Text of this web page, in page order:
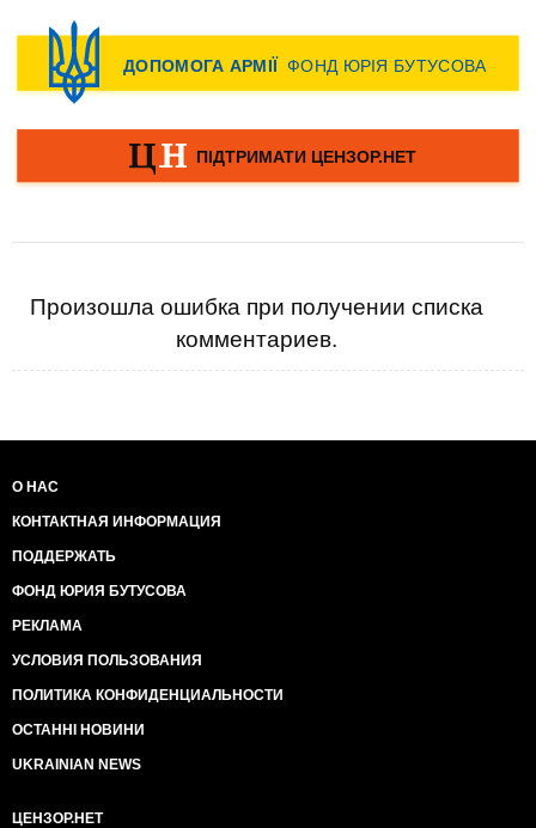
Произошла ошибка при получении списка
комментариев.
О НАС
КОНТАКТНАЯ ИНФОРМАЦИЯ
ПОДДЕРЖАТЬ
ФОНД ЮРИЯ БУТУСОВА
РЕКЛАМА
УСЛОВИЯ ПОЛЬЗОВАНИЯ
ПОЛИТИКА КОНФИДЕНЦИАЛЬНОСТИ
ОСТАННІ НОВИНИ
UKRAINIAN NEWS
ЦЕНЗОР.НЕТ